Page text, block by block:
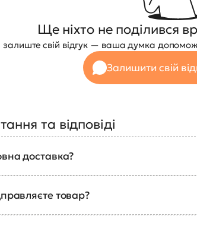
Ще ніхто не поділився
залиште свій відгук — ваша думка
Залишити свій
та відповіді
доставка?
товар?